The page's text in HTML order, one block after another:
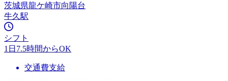
茨城県龍ケ崎市向陽台
牛久駅
シフト
1日7.5時間からOK
交通費支給